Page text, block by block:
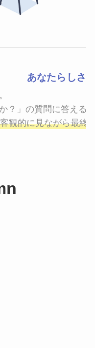
あなたらしさ
？」の質問に答える
観的に見ながら最終